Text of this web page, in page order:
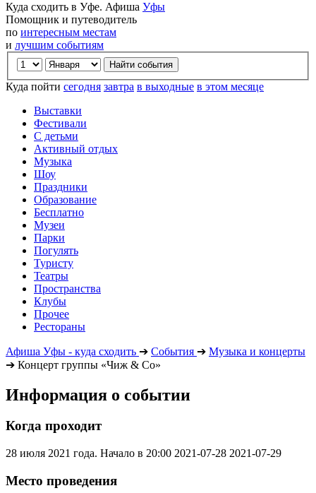
Куда сходить в Уфе. Афиша Уфы
Помощник и путеводитель
по интересным местам
и лучшим событиям
Куда пойти сегодня завтра в выходные в этом месяце
Выставки
Фестивали
С детьми
Активный отдых
Музыка
Шоу
Праздники
Образование
Бесплатно
Музеи
Парки
Погулять
Туристу
Театры
Пространства
Клубы
Прочее
Рестораны
Афиша Уфы - куда сходить ➔ События ➔ Музыка и концерты
➔ Концерт группы «Чиж & Co»
Информация о событии
Когда проходит
28 июля 2021 года. Начало в 20:00 2021-07-28 2021-07-29
Место проведения